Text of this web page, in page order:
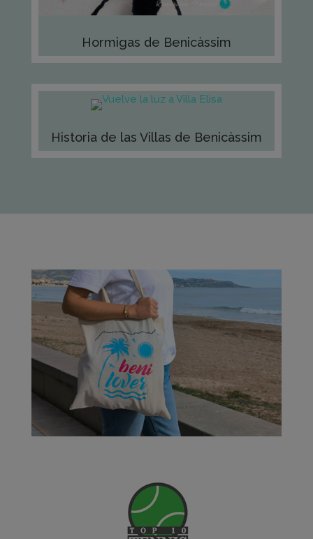
Hormigas de Benicàssim
Historia de las Villas de Benicàssim